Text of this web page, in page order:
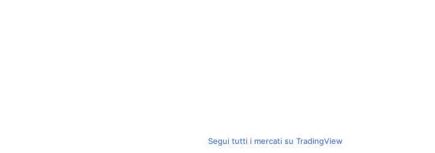
Segui tutti i mercati su TradingView